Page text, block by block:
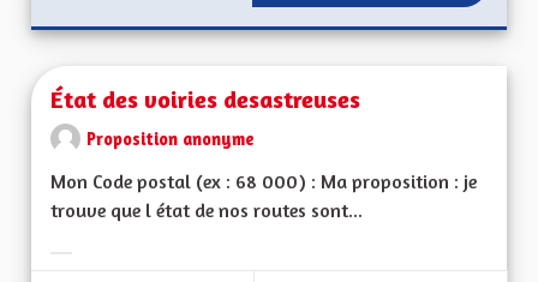
État des voiries desastreuses
Proposition anonyme
Mon Code postal (ex : 68 000) : Ma proposition : je
trouve que l état de nos routes sont...